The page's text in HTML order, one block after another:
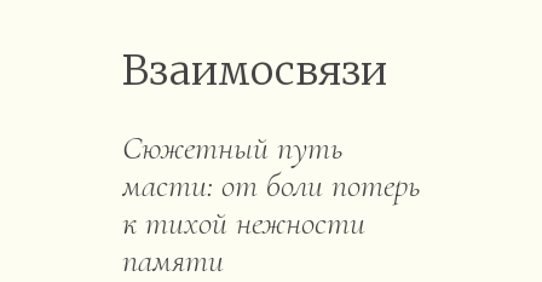
Взаимосвязи
Сюжетный путь
масти: от боли потерь
к тихой нежности
памяти